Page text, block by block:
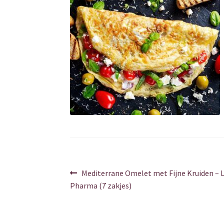
Berichtnavigatie
Vorig
bericht:
Mediterrane Omelet met Fijne Kruiden –
Pharma (7 zakjes)